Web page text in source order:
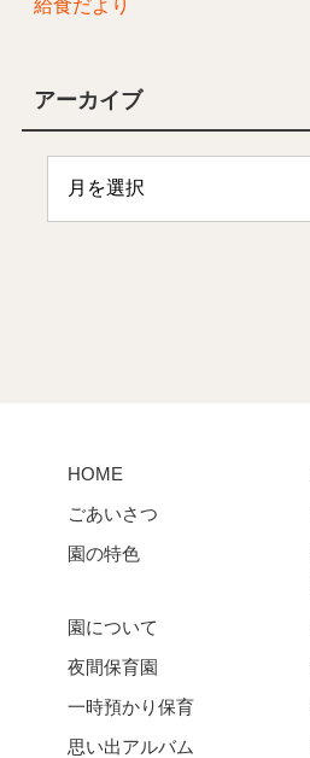
給食だより
アーカイブ
HOME
ごあいさつ
園の特色
園について
夜間保育園
一時預かり保育
思い出アルバム